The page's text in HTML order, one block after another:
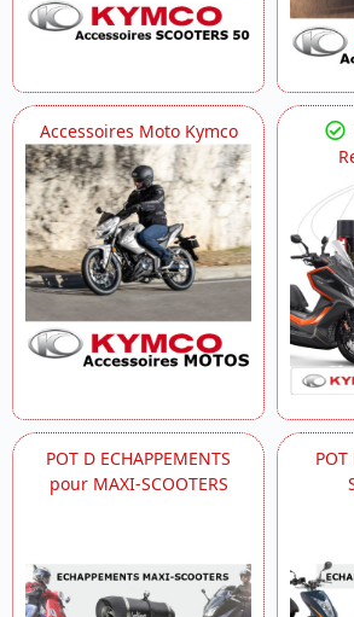
Accessoires Moto Kymco
POT D ECHAPPEMENTS
pour MAXI-SCOOTERS
POT